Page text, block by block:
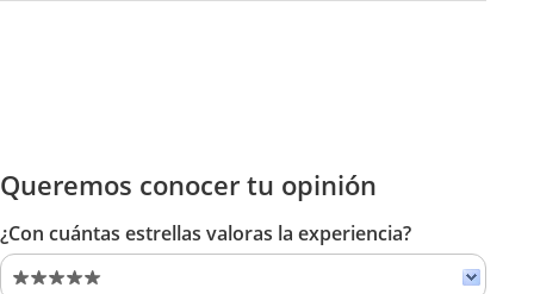
Queremos conocer tu opinión
¿Con cuántas estrellas valoras la experiencia?